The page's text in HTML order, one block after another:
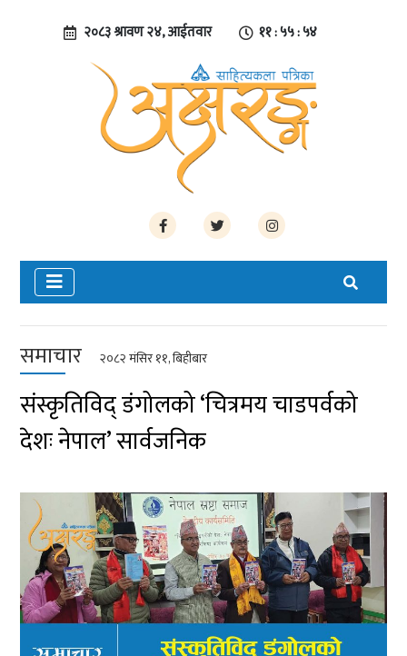
२०८३ श्रावण २४, आईतवार ११ : ५५ : ५४
समाचार २०८२ मंसिर ११, बिहीबार
संस्कृतिविद् डंगोलको ‘चित्रमय चाडपर्वको
देशः नेपाल’ सार्वजनिक